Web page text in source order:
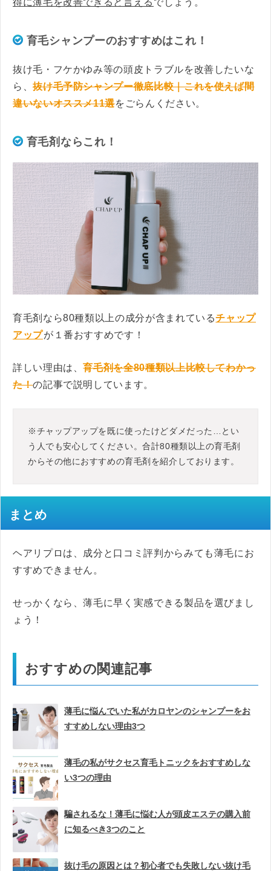
育毛シャンプーのおすすめはこれ！
抜け毛・フケかゆみ等の頭皮トラブルを改善したいな
ら、抜け毛予防シャンプー徹底比較｜これを使えば間
違いないオススメ11選をごらんください。
育毛剤ならこれ！
育毛剤なら80種類以上の成分が含まれているチャップ
アップが１番おすすめです！
詳しい理由は、育毛剤を全80種類以上比較してわかっ
た！の記事で説明しています。
※チャップアップを既に使ったけどダメだった…とい
う人でも安心してください。合計80種類以上の育毛剤
からその他におすすめの育毛剤を紹介しております。
まとめ
ヘアリプロは、成分と口コミ評判からみても薄毛にお
すすめできません。
せっかくなら、薄毛に早く実感できる製品を選びまし
ょう！
おすすめの関連記事
薄毛に悩んでいた私がカロヤンのシャンプーをお
すすめしない理由3つ
薄毛の私がサクセス育毛トニックをおすすめしな
い3つの理由
騙されるな！薄毛に悩む人が頭皮エステの購入前
に知るべき3つのこと
抜け毛の原因とは？初心者でも失敗しない抜け毛